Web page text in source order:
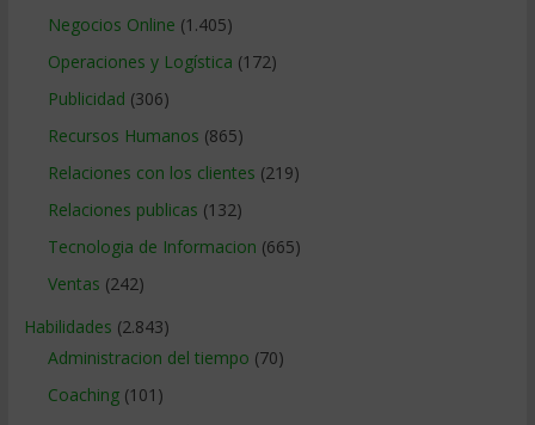
Negocios Online (1.405)
Operaciones y Logística (172)
Publicidad (306)
Recursos Humanos (865)
Relaciones con los clientes (219)
Relaciones publicas (132)
Tecnologia de Informacion (665)
Ventas (242)
Habilidades (2.843)
Administracion del tiempo (70)
Coaching(101)